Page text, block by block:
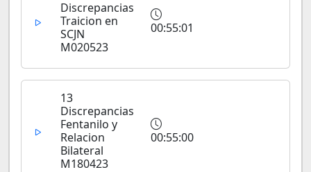
Discrepancias
Traicion en
SCJN
M020523
00:55:01
13
Discrepancias
Fentanilo y
Relacion
Bilateral
M180423
00:55:00